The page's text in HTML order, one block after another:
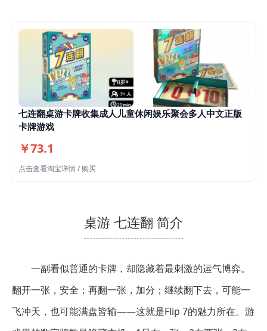
七连翻桌游卡牌收集成人儿童休闲娱乐聚会多人中文正版
卡牌游戏
￥73.1
点击查看淘宝详情 / 购买
桌游 七连翻 简介
一副看似普通的卡牌，却隐藏着最刺激的运气博弈。
翻开一张，安全；再翻一张，加分；继续翻下去，可能一
飞冲天，也可能满盘皆输——这就是Flip 7的魅力所在。游